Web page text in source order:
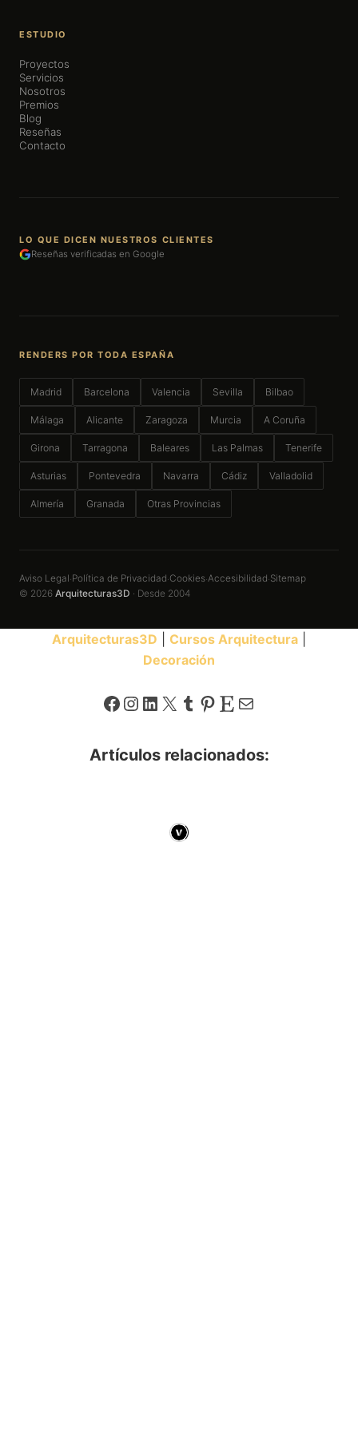
ESTUDIO
Proyectos
Servicios
Nosotros
Premios
Blog
Reseñas
Contacto
LO QUE DICEN NUESTROS CLIENTES
Reseñas verificadas en Google
RENDERS POR TODA ESPAÑA
Madrid Barcelona Valencia Sevilla Bilbao
Málaga Alicante Zaragoza Murcia A Coruña
Girona Tarragona Baleares Las Palmas Tenerife
Asturias Pontevedra Navarra Cádiz Valladolid
Almería Granada Otras Provincias
Aviso Legal·Política de Privacidad·Cookies·Accesibilidad·Sitemap
© 2026 Arquitecturas3D · Desde 2004
Arquitecturas3D Cursos Arquitectura
Decoración
Facebook
Instagram
LinkedIn
X Tumblr
Pinterest
EtsyCorreo electrónico
Artículos relacionados: